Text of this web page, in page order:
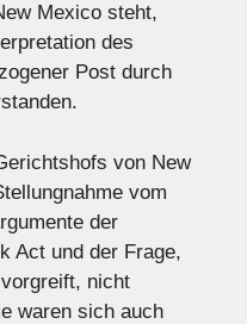
Mexico steht,
des
Post durch
von New
vom
der
Act und der Frage,
nicht
waren sich auch